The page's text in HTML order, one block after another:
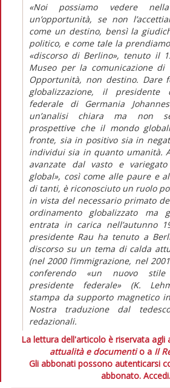
«Noi possiamo vedere nella
un’opportunità, se non
come un destino, bensì la
politico, e come tale la
«discorso di Berlino», tenuto il
Museo per la comunicazione di
Opportunità, non destino. Dare
globalizzazione, il presidente
federale di Germania
un’analisi chiara ma non
prospettive che il mondo
fronte, sia in positivo sia in
individui sia in quanto umanità.
avanzate dal vasto e
global», così come alle paure e
di tanti, è riconosciuto un ruolo
in vista del necessario primato
ordinamento globalizzato ma
entrata in carica nell’autunno
presidente Rau ha tenuto a
discorso su un tema di calda
(nel 2000 l’immigrazione, nel
conferendo «un nuovo stile
presidente federale» (K.
stampa da supporto magnetico
Nostra traduzione dal
redazionali.
La lettura dell'articolo è riservata agli
attualità e documentio a Il
Gli abbonati possono autenticarsi
abbonato. Accedi.